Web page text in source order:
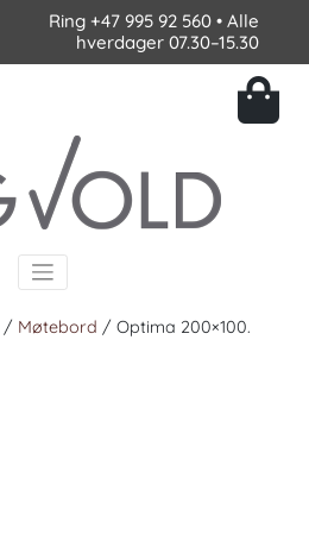
Ring +47 995 92 560 • Alle
hverdager 07.30–15.30
/ Møtebord / Optima 200×100.